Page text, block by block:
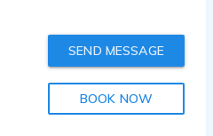
SEND MESSAGE
BOOK NOW